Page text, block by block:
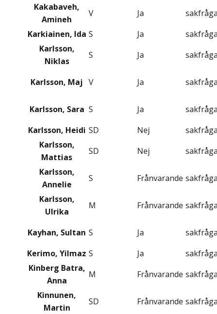
Kakabaveh,
Amineh
V Ja
Karkiainen, Ida S Ja
Karlsson,
Niklas
S Ja
Karlsson, Maj V Ja
Karlsson, Sara S Ja
Karlsson, Heidi SD Nej
Karlsson,
Mattias
SD Nej
Karlsson,
Annelie
S Frånvarande
Karlsson,
Ulrika
M Frånvarande
Kayhan, Sultan S Ja
Kerimo, Yilmaz S Ja
Kinberg Batra,
Anna
M Frånvarande
Kinnunen,
Martin
SD Frånvarande